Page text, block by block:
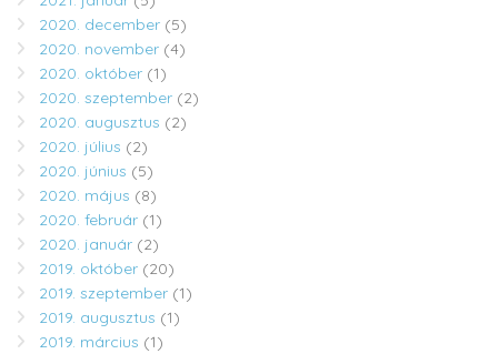
2020. december (5)
2020. november (4)
2020. október (1)
2020. szeptember (2)
2020. augusztus (2)
2020. július (2)
2020. június (5)
2020. május (8)
2020. február (1)
2020. január (2)
2019. október (20)
2019. szeptember (1)
2019. augusztus (1)
2019. március (1)